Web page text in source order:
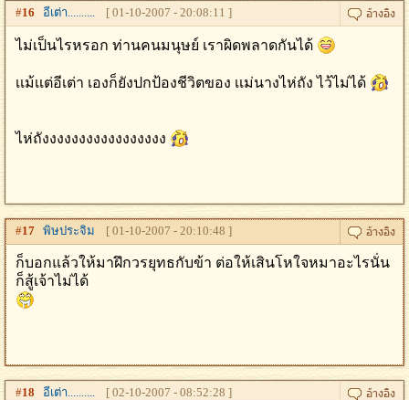
#16 อีเต่า.......... [ 01-10-2007 - 20:08:11 ]
ไม่เป็นไรหรอก ท่านคนมนุษย์ เราผิดพลาดกันได้
เเม้เเต่อีเต่า เองก็ยังปกป้องชีวิตของ เเม่นางไห่ถัง ไว้ไม่ได้
ไห่ถังงงงงงงงงงงงงงงงง
#17 พิษประจิม [ 01-10-2007 - 20:10:48 ]
ก็บอกแล้วให้มาฝึกวรยุทธกับข้า ต่อให้เสินโหใจหมาอะไรนั่น
ก็สู้เจ้าไม่ได้
#18 อีเต่า.......... [ 02-10-2007 - 08:52:28 ]